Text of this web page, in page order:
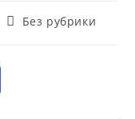
Рубрика
Без рубрики